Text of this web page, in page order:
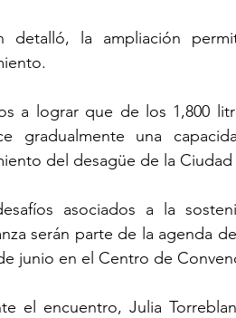
detalló, la ampliación
a lograr que de los 1,800
gradualmente una
del desagüe de la Ciudad
asociados a la
serán parte de la agenda
junio en el Centro de
el encuentro, Julia